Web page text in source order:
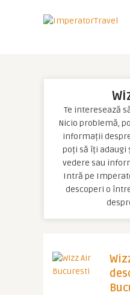
Te interesează
Nicio problemă,
informații
poți să îți adaugi
vedere sau
Intră pe
descoperi o